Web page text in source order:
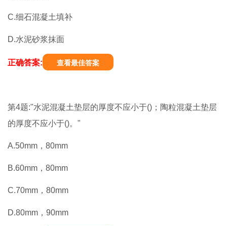
C.细石混凝土填补
D.水泥砂浆抹面
正确答案: 查看最佳答案
第4题:"水泥混凝土垫层的厚度不应小于()；陶粒混凝土垫层
的厚度不应小于()。"
A.50mm，80mm
B.60mm，80mm
C.70mm，80mm
D.80mm，90mm